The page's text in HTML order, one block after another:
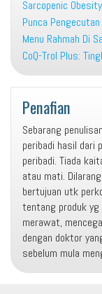
Sarcopenic
Punca
Menu Rahmah Di
CoQ-Trol Plus:
Penafian
Sebarang
peribadi hasil dari
peribadi. Tiada
atau mati.
bertujuan utk
tentang produk
merawat,
dengan doktor
sebelum mula